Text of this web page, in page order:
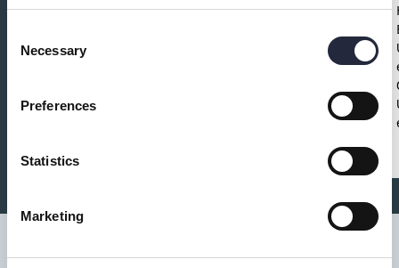
Selection
Necessary
Preferences
Statistics
Marketing
Fritid och föreningar
som ett proffs!